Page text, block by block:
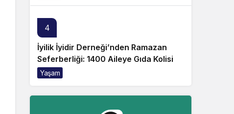
4
İyilik İyidir Derneği’nden Ramazan
Seferberliği: 1400 Aileye Gıda Kolisi
Yaşam